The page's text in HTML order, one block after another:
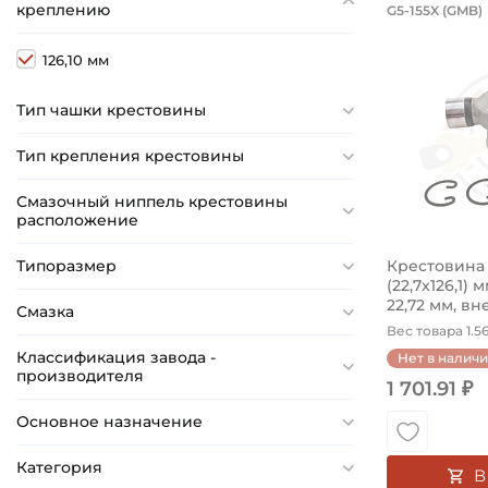
креплению
126,10 мм
Тип чашки крестовины
Тип крепления крестовины
Смазочный ниппель крестовины
расположение
Типоразмер
Смазка
Классификация завода -
производителя
Основное назначение
Категория
G5-155X (GMB)
Крестовина
(22,7х126,1)
22,72 мм,
Вес товара
Нет в
1 701.91 ₽